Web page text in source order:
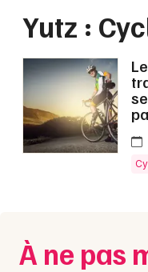
Grands
Activité &
Bordeaux
Lille
Lyon
Marseille
Nantes
Yutz :
À ne pas
Partout
Près de moi
Quand ?
Demain